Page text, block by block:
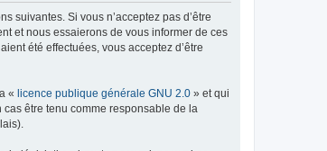
suivantes. Si vous n’acceptez pas d’être
et nous essaierons de vous informer de ces
été effectuées, vous acceptez d’être
« licence publique générale GNU 2.0 » et qui
être tenu comme responsable de la